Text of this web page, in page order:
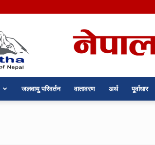
nepalkatha.com
जलवायु परिवर्तन वातावरण अर्थ पूर्वाधार